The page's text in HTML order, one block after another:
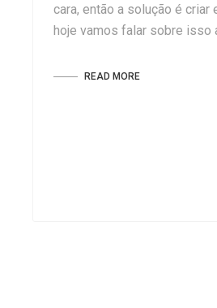
cara, então a solução é criar
hoje vamos falar sobre isso
READ MORE